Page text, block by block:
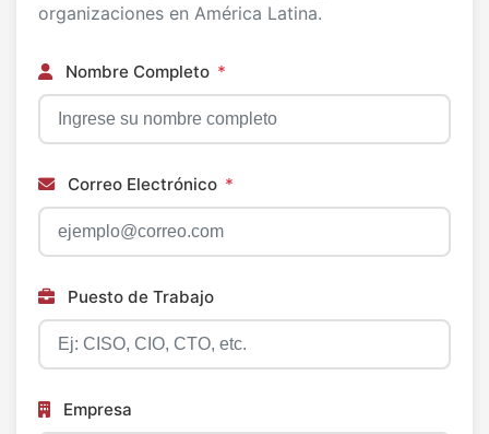
organizaciones en América Latina.
Nombre Completo *
Correo Electrónico *
Puesto de Trabajo
Empresa